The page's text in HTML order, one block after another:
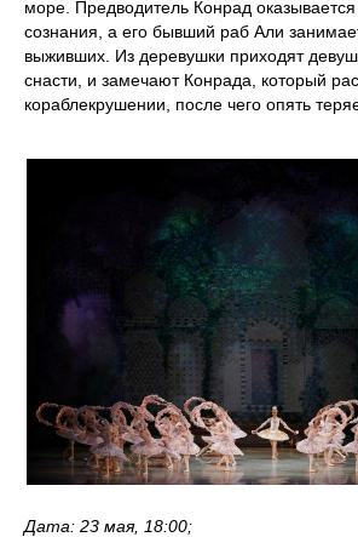
море. Предводитель Конрад
сознания, а его бывший раб Али
выживших. Из деревушки приходят
снасти, и замечают Конрада, который
кораблекрушении, после чего опять
Дата: 23 мая, 18:00;